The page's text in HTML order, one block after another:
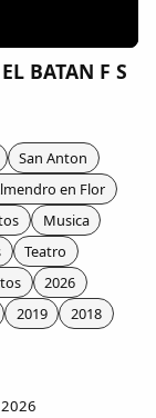
BATAN F S
San Anton
en Flor
Musica
Teatro
2026
2019
2018